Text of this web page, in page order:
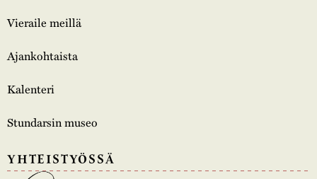
Vieraile meillä
Ajankohtaista
Kalenteri
Stundarsin museo
YHTEISTYÖSSÄ